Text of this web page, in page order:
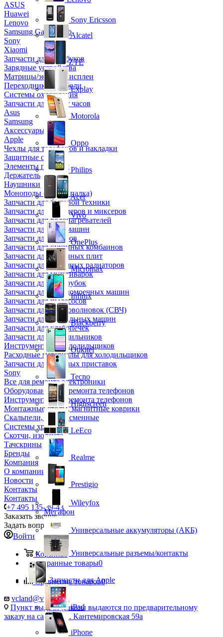
ASUS
Huawei
Lenovo
Samsung Galaxy Tab
Sony
Xiaomi
Запчасти для ноутбуков
Зарядные устройства
Матрицы/экраны/дисплеи
Переходники и кабели
Системы охлаждения
Запчасти для смарт часов
Asus
Samsung
Аксессуары
Apple
Чехлы для телефонов и накладки
Защитные стекла
Элементы питания
Держатель
Наушники
Моноподы (Селфи палка)
Запчасти для бытовой техники
Запчасти для блендеров и миксеров
Запчасти для водонагревателей
Запчасти для кофемашин
Запчасти для кулеров
Запчасти для кухонных комбаинов
Запчасти для кухонных плит
Запчасти для масляных радиаторов
Запчасти для мультиварок
Запчасти для мясорубок
Запчасти для посудомоечных машин
Запчасти для пылесосов
Запчасти для микроволновок (СВЧ)
Запчасти для стиральных машин
Запчасти для хлебопечек
Запчасти для холодильников
Инструмент для холодильщиков
Расходные материалы для холодильщиков
Запчасти для игровых приставок
Sony
Все для ремонта электроники
Оборудование для ремонта телефонов
Инструменты для ремонта телефонов
Монтажные столы, магнитные коврики
Скальпели, лезвия сменные
Системы хранения
Скотчи, изолента
Тачскрины
Бренды
Компания
О компании
Новости
Контакты
Контакты
+7 495 135-39-43
Заказать звонок
Задать вопрос
Войти
Корзина0
Избранные товары0
Сравнение товаров0
vcland@vcland.ru
Пункт выдачи (заказы выдаются по предварительному
заказу на сайте), ул. Кантемировская 59а
Sony Ericsson
Alcatel
ZTE
Explay
Motorola
Oppo
Philips
Acer
Vivo
OnePlus
Micromax
Infinix
Blackberry
Oukitel
Tecno
Highscreen
LeEco
Realme
Prestigio
Wileyfox
Мегафон
Универсальные аккумуляторы (АКБ)
Универсальные разъемы/контакты
Запчасти для Apple
iPad
iPhone